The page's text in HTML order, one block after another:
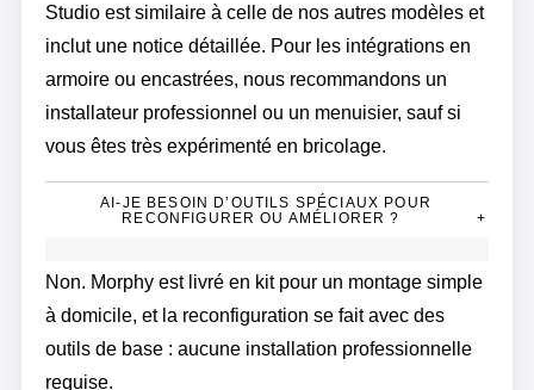
Studio est similaire à celle de nos autres modèles et
inclut une notice détaillée. Pour les intégrations en
armoire ou encastrées, nous recommandons un
installateur professionnel ou un menuisier, sauf si
vous êtes très expérimenté en bricolage.
AI-JE BESOIN D’OUTILS SPÉCIAUX POUR
RECONFIGURER OU AMÉLIORER ?
+
Non. Morphy est livré en kit pour un montage simple
à domicile, et la reconfiguration se fait avec des
outils de base : aucune installation professionnelle
requise.